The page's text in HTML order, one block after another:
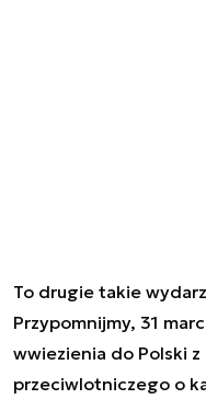
To drugie takie
Przypomnijmy, 31
wwiezienia do Polski
przeciwlotniczego o